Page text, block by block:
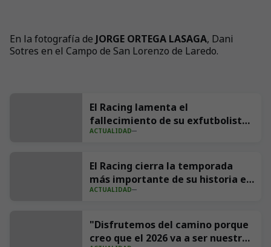
En la fotografía de JORGE ORTEGA LASAGA, Dani
Sotres en el Campo de San Lorenzo de Laredo.
El Racing lamenta el
fallecimiento de su exfutbolista
Andrés Parada ‘Suco’
ACTUALIDAD
El Racing cierra la temporada
más importante de su historia en
redes con 539 millones de
ACTUALIDAD
"Disfrutemos del camino porque
creo que el 2026 va a ser nuestro